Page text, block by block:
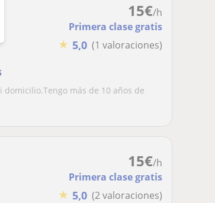
15€/h
Primera clase gratis
★ 5,0 (1 valoraciones)
más de 10 años de
15€/h
Primera clase gratis
★ 5,0 (2 valoraciones)